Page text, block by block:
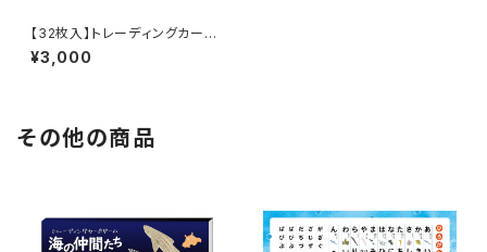
【32枚入】トレーディングカード
ゲーム海の仲間たちー構築済デ
ッキ～はじまりの仲間たち～Tra
panions [32 Cards]
¥3,000
その他の商品